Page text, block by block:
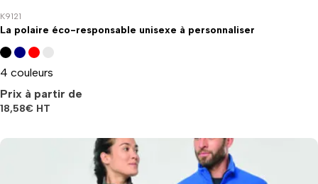
K9121
La polaire éco-responsable unisexe à personnaliser
4 couleurs
Prix à partir de
18,58€ HT